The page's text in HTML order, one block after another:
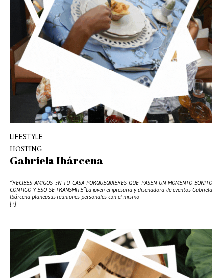
LIFESTYLE
HOSTING
Gabriela Ibárcena
“RECIBES AMIGOS EN TU CASA PORQUEQUIERES QUE PASEN UN MOMENTO BONITO
CONTIGO Y ESO SE TRANSMITE”La joven empresaria y diseñadora de eventos Gabriela
Ibárcena planeasus reuniones personales con el mismo
[+]